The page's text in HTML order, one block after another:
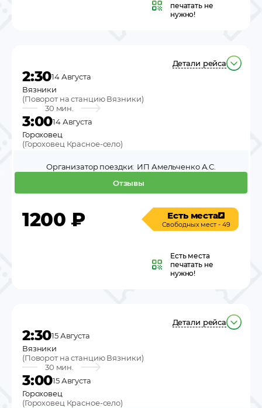
печатать не
нужно!
Детали рейса
2:3014 Августа
Вязники
(Поворот на станцию Вязники)
30 мин.
3:0014 Августа
Гороховец
(Гороховец Красное-село)
Отзывы
Организатор поездки: ИП Амельченко А.С.
1200 ₽ Есть места
Свободных мест - 49
Есть места
печатать не
нужно!
Детали рейса
2:3015 Августа
Вязники
(Поворот на станцию Вязники)
30 мин.
3:0015 Августа
Гороховец
(Гороховец Красное-село)